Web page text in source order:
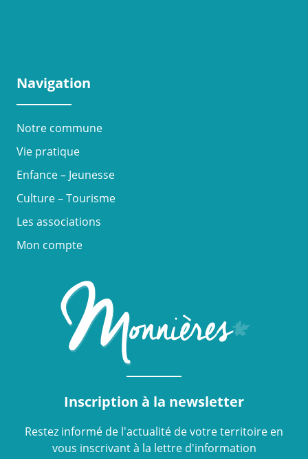
Navigation
Notre commune
Vie pratique
Enfance – Jeunesse
Culture – Tourisme
Les associations
Mon compte
Inscription à la newsletter
Restez informé de l'actualité de votre territoire en
vous inscrivant à la lettre d'information